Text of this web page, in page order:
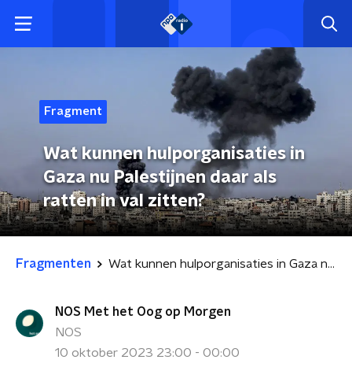
Fragment
Wat kunnen hulporganisaties in
Gaza nu Palestijnen daar als
ratten in val zitten?
Fragmenten Wat kunnen hulporganisaties in Gaza nu Palestijnen daar als ratten in val zitten?
NOS Met het Oog op Morgen
NOS
10 oktober 2023 23:00 - 00:00